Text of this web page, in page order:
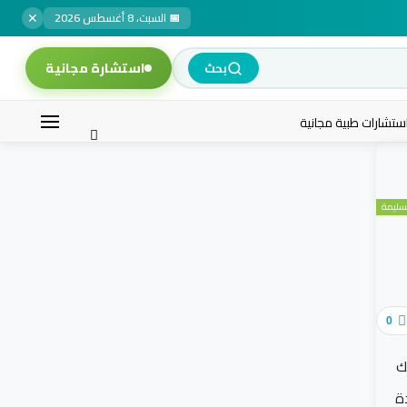
📅 السبت، 8 أغسطس 2026 ✕
بحث استشارة مجانية
استشارات طبية مجانية
0